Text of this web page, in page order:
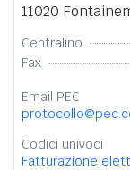
11020
Centralino
Fax
Email PEC
Codici univoci
Fatturazione